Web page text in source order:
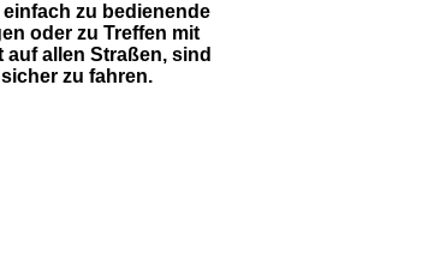
zu bedienende
oder zu Treffen mit
allen Straßen, sind
zu fahren.